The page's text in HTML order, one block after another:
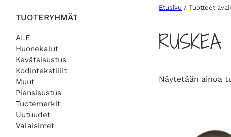
TUOTERYHMÄT
ALE
Huonekalut
Kevätsisustus
Kodintekstiilit
Muut
Piensisustus
Tuotemerkit
Uutuudet
Valaisimet
Etusivu / Tuotteet
Näytetään ainoa